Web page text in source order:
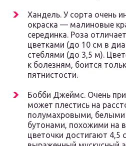
Хандель. У сорта очень
окраска — малиновые
серединка. Роза
цветками (до 10 см в
стеблями (до 3,5 м).
к болезням, боится
пятнистости.
Бобби Джеймс. Очень
может плестись на
полумахровыми, белыми
бутонами, похожими на
цветочки достигают 4,5